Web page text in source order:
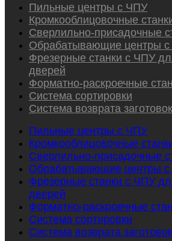
Пильные центры с ЧПУ
Кромкооблицовочные
Сверлильно-присадочные
Обрабатывающие центры
Фрезерные станки с ЧПУ
дверей
Форматно-раскроечные
Система сортировки
Система возврата заготовок
Пильные центры с ЧПУ
Кромкооблицовочные
Сверлильно-присадочные
Обрабатывающие центры
Фрезерные станки с ЧПУ
дверей
Форматно-раскроечные
Система сортировки
Система возврата заготовок